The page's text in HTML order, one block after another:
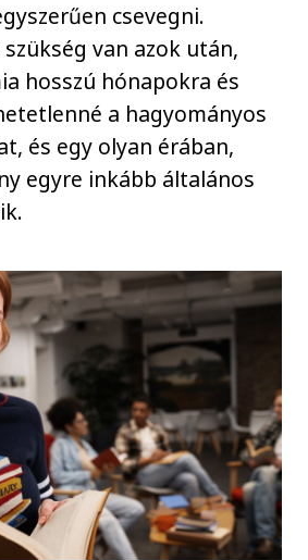
csevegni.
van azok után,
hosszú hónapokra és
a hagyományos
és egy olyan érában,
egyre inkább általános